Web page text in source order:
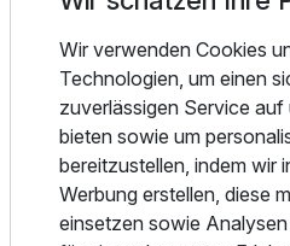
3-Raum Appartement
2 Erwachsene und 3 Kinder
Meeresluft, Strand, Ruhe und
ist Bades Huk. Das Ferien-
an der mecklenburgischen
für Ruhesuchende, Zeit in der
Segeln. Die modernen Ferien-
wenige Schritte entfernt vom
Golfplatz und sind sorgsam in
Wir verwenden Cookies
Technologien, um einen
zuverlässigen Service
bieten sowie um
bereitzustellen, indem wir
Werbung erstellen, diese
einsetzen sowie